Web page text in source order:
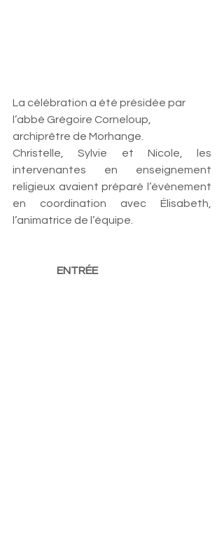
La célébration a été présidée par
l’abbé Grégoire Corneloup,
archiprêtre de Morhange.
Christelle, Sylvie et Nicole, les
intervenantes en enseignement
religieux avaient préparé l’événement
en coordination avec Élisabeth,
l’animatrice de l’équipe.
ENTRÉE